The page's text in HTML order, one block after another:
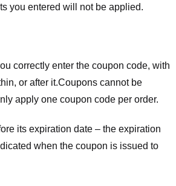
you entered will not be applied.
correctly enter the coupon code, with
or after it.Coupons cannot be
apply one coupon code per order.
its expiration date – the expiration
when the coupon is issued to